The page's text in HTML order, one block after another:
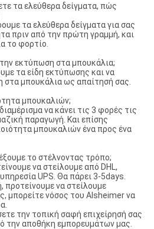
τα ελεύθερα δείγματα, πώς
τα ελεύθερα δείγματα για σας
πριν από την πρώτη γραμμή, και
το φορτίο.
εκτύπωση στα μπουκάλια;
τα είδη εκτύπωσης και να
μπουκάλια ως απαίτησή σας.
μπουκαλιών;
να κάνει τις 3 φορές τις
παραγωγή. Και επίσης
μπουκαλιών ένα προς ένα
το στέλνοντας τρόπο;
να στείλουμε από DHL,
UPS. Θα πάρει 3-5days.
προτείνουμε να στείλουμε
μπορείτε νόσος του Alsheimer να
την τοπική σαφή επιχείρησή σας
την αποθήκη εμπορευμάτων μας.